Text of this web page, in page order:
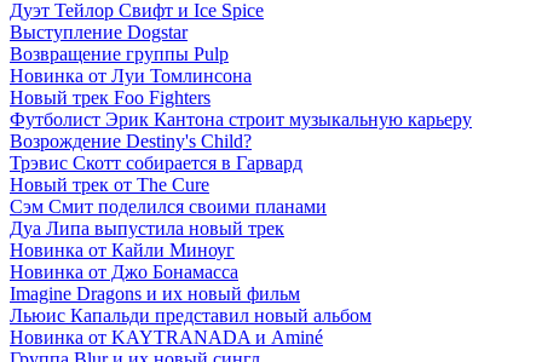
Дуэт Тейлор Свифт и Ice Spice
Выступление Dogstar
Возвращение группы Pulp
Новинка от Луи Томлинсона
Новый трек Foo Fighters
Футболист Эрик Кантона строит музыкальную карьеру
Возрождение Destiny's Child?
Трэвис Скотт собирается в Гарвард
Новый трек от The Cure
Сэм Смит поделился своими планами
Дуа Липа выпустила новый трек
Новинка от Кайли Миноуг
Новинка от Джо Бонамасса
Imagine Dragons и их новый фильм
Льюис Капальди представил новый альбом
Новинка от KAYTRANADA и Aminé